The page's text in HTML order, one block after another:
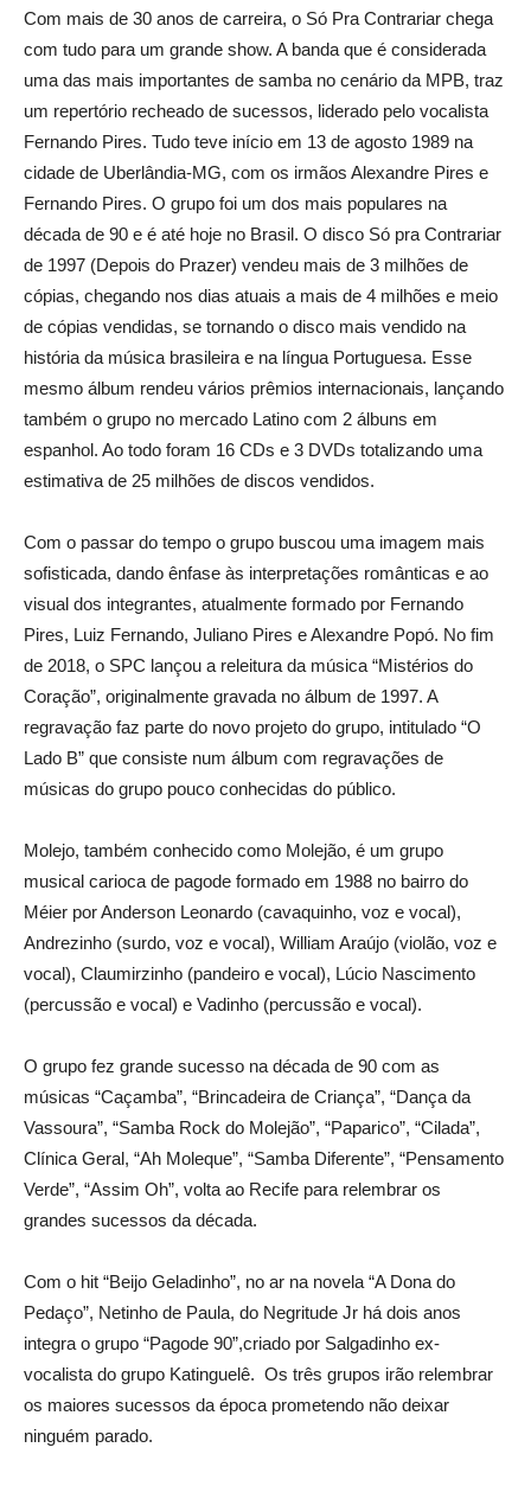
Com mais de 30 anos de carreira, o Só Pra Contrariar chega
com tudo para um grande show. A banda que é considerada
uma das mais importantes de samba no cenário da MPB, traz
um repertório recheado de sucessos, liderado pelo vocalista
Fernando Pires. Tudo teve início em 13 de agosto 1989 na
cidade de Uberlândia-MG, com os irmãos Alexandre Pires e
Fernando Pires. O grupo foi um dos mais populares na
década de 90 e é até hoje no Brasil. O disco Só pra Contrariar
de 1997 (Depois do Prazer) vendeu mais de 3 milhões de
cópias, chegando nos dias atuais a mais de 4 milhões e meio
de cópias vendidas, se tornando o disco mais vendido na
história da música brasileira e na língua Portuguesa. Esse
mesmo álbum rendeu vários prêmios internacionais, lançando
também o grupo no mercado Latino com 2 álbuns em
espanhol. Ao todo foram 16 CDs e 3 DVDs totalizando uma
estimativa de 25 milhões de discos vendidos.
Com o passar do tempo o grupo buscou uma imagem mais
sofisticada, dando ênfase às interpretações românticas e ao
visual dos integrantes, atualmente formado por Fernando
Pires, Luiz Fernando, Juliano Pires e Alexandre Popó. No fim
de 2018, o SPC lançou a releitura da música “Mistérios do
Coração”, originalmente gravada no álbum de 1997. A
regravação faz parte do novo projeto do grupo, intitulado “O
Lado B” que consiste num álbum com regravações de
músicas do grupo pouco conhecidas do público.
Molejo, também conhecido como Molejão, é um grupo
musical carioca de pagode formado em 1988 no bairro do
Méier por Anderson Leonardo (cavaquinho, voz e vocal),
Andrezinho (surdo, voz e vocal), William Araújo (violão, voz e
vocal), Claumirzinho (pandeiro e vocal), Lúcio Nascimento
(percussão e vocal) e Vadinho (percussão e vocal).
O grupo fez grande sucesso na década de 90 com as
músicas “Caçamba”, “Brincadeira de Criança”, “Dança da
Vassoura”, “Samba Rock do Molejão”, “Paparico”, “Cilada”,
Clínica Geral, “Ah Moleque”, “Samba Diferente”, “Pensamento
Verde”, “Assim Oh”, volta ao Recife para relembrar os
grandes sucessos da década.
Com o hit “Beijo Geladinho”, no ar na novela “A Dona do
Pedaço”, Netinho de Paula, do Negritude Jr há dois anos
integra o grupo “Pagode 90”,criado por Salgadinho ex-
vocalista do grupo Katinguelê. Os três grupos irão relembrar
os maiores sucessos da época prometendo não deixar
ninguém parado.